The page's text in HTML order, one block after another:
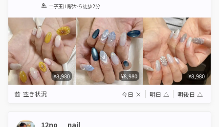
1 2 3 4 5
二子玉川駅から徒歩2分
¥8,980 ¥8,980 ¥8,980
空き状況 今日 × 明日 △ 明後日 △
12no__nail